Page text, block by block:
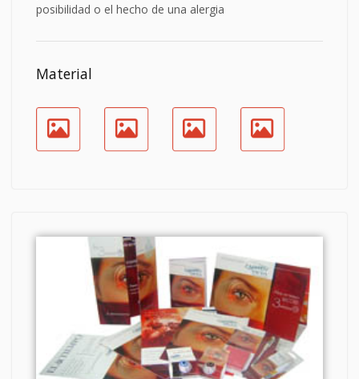
posibilidad o el hecho de una alergia
Material